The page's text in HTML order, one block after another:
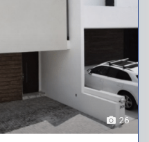
26